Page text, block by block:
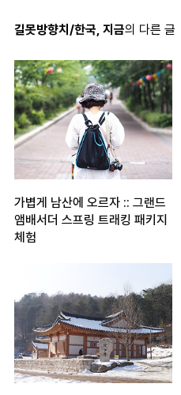
길못방향치/한국, 지금의 다른 글
가볍게 남산에 오르자 :: 그랜드
앰배서더 스프링 트래킹 패키지
체험